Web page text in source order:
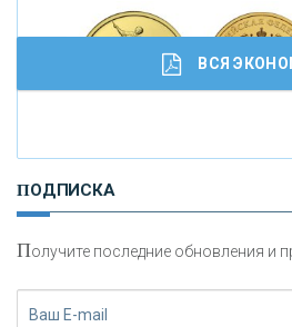
И
сохранения и увеличения
ВСЯ
ПОДПИСКА
Получите последние обновления и